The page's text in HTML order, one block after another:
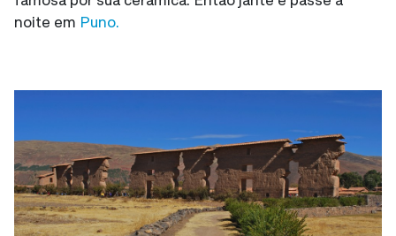
noite em Puno.